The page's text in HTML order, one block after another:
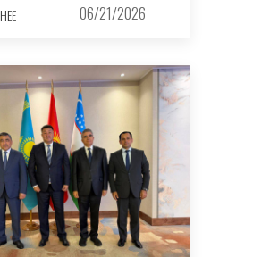
06/21/2026